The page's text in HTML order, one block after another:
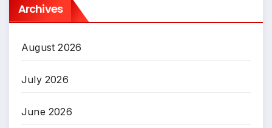
Archives
August 2026
July 2026
June 2026